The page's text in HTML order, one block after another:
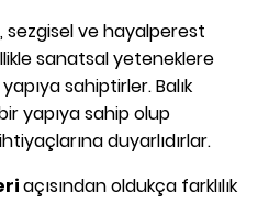
sezgisel ve hayalperest
sanatsal yeteneklere
sahiptirler. Balık
yapıya sahip olup
duyarlıdırlar.
açısından oldukça farklılık